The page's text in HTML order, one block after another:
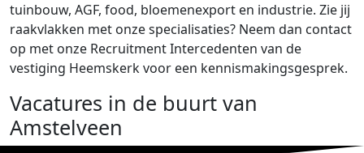
tuinbouw, AGF, food, bloemenexport en industrie. Zie jij
raakvlakken met onze specialisaties? Neem dan contact
op met onze Recruitment Intercedenten van de
vestiging Heemskerk voor een kennismakingsgesprek.
Vacatures in de buurt van
Amstelveen